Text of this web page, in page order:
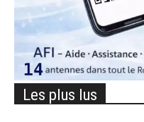
Les plus lus